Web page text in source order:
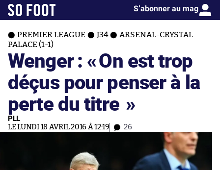
S’abonner au mag
PREMIER LEAGUE J34
ARSENAL-CRYSTAL
PALACE (1-1)
Wenger : «On est trop
déçus pour penser à la
perte du titre »
PLL
LE LUNDI 18 AVRIL 2016 À 12:19 26